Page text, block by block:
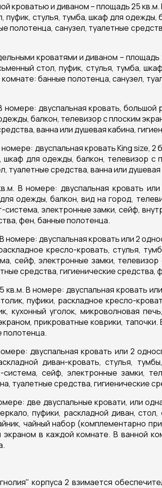
кроватью и диваном – площадь 25
пуфик, стулья, тумба, шкаф для
санузел, туалетные
кроватями и диваном –
стол, пуфик, стулья, тумба,
банные полотенца, санузел,
двуспальная кровать, большой
балкон, телевизор с плоским
ванна или душевая кабина,
двуспальная кровать King size, 2
для одежды, балкон, телевизор с
средства, ванна или
В номере: двуспальная кровать
одежды, балкон, вид на город,
электронные замки, сейф,
фен, банные полотенца.
двуспальная кровать или 2
кресло-кровать, стулья,
сейф, электронные замки,
средства, гигиенические средства,
В номере: двуспальная кровать
пуфики, раскладное кресло-
кухонный уголок, микроволновая
прикроватные коврики,
полотенца.
двуспальная кровать или 2
диван-кровать, стулья,
сейф, электронные замки,
туалетные средства, гигиенические
две двуспальные кровати, или
пуфики, раскладной диван,
чайный набор (комплементарно
в каждой комнате. В ванной
корпуса 2 взимается